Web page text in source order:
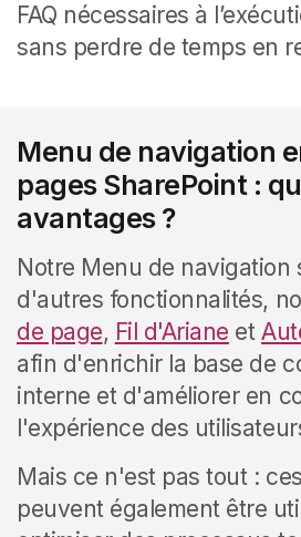
FAQ nécessaires à
sans perdre de temps en
Menu de navigation
pages SharePoint :
avantages ?
Notre Menu de navigation
d'autres fonctionnalités,
de page, Fil d'Ariane et
afin d'enrichir la base de
interne et d'améliorer en
l'expérience des
Mais ce n'est pas tout :
peuvent également être